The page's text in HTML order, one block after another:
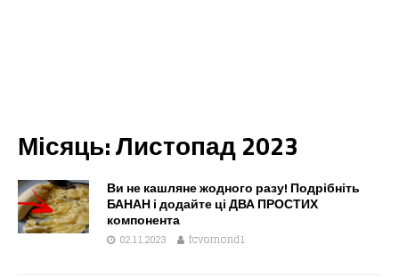
Місяць:Листопад 2023
Ви не кашляне жодного разу! Подрібніть
БАНАН і додайте ці ДВА ПРОСТИХ
компонента
02.11.2023 fcvomond1